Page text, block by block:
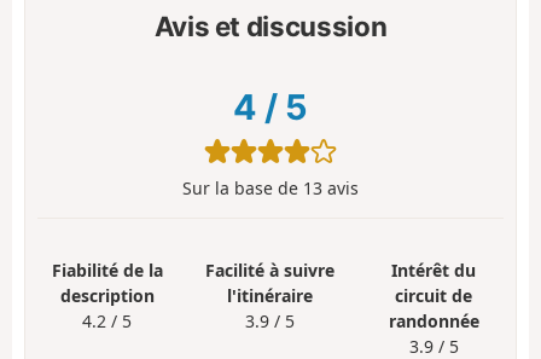
Avis et discussion
4 / 5
Sur la base de 13 avis
Fiabilité de la
description
4.2 / 5
Facilité à suivre
l'itinéraire
3.9 / 5
Intérêt du
circuit de
randonnée
3.9 / 5